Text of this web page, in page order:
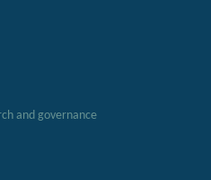
and governance